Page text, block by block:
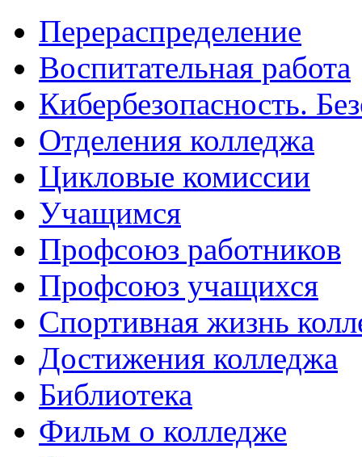
Перераспределение
Воспитательная работа
Кибербезопасность.
Отделения колледжа
Цикловые комиссии
Учащимся
Профсоюз работников
Профсоюз учащихся
Спортивная жизнь
Достижения колледжа
Библиотека
Фильм о колледже